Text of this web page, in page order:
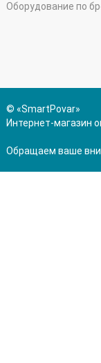
Оборудование по
© «SmartPovar»
Интернет-магазин
Обращаем ваше